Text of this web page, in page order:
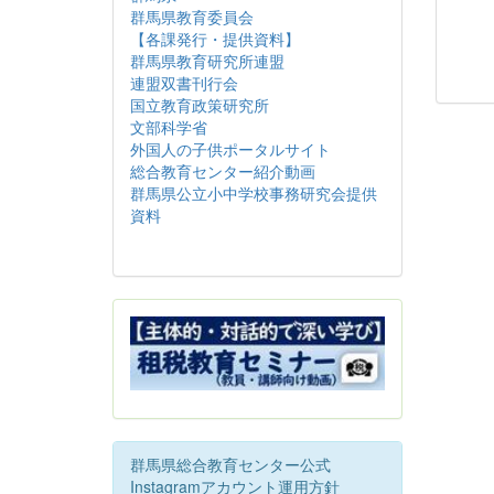
群馬県教育委員会
【各課発行・提供資料】
群馬県教育研究所連盟
連盟双書刊行会
国立教育政策研究所
文部科学省
外国人の子供ポータルサイト
総合教育センター紹介動画
群馬県公立小中学校事務研究会提供
資料
群馬県総合教育センター公式
Instagramアカウント運用方針